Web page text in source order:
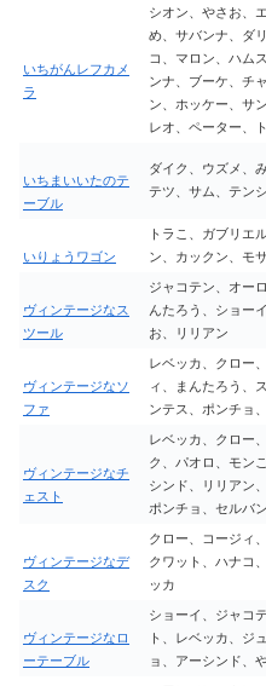
いちがんレフカメ
ラ
シオン、やさお、
め、サバンナ、ダ
コ、マロン、ハム
ンナ、ブーケ、チ
ン、ホッケー、サ
レオ、ペーター、
いちまいいたのテ
ーブル
ダイク、ウズメ、
テツ、サム、テン
いりょうワゴン
トラこ、ガブリエ
ン、カックン、モ
ヴィンテージなス
ツール
ジャコテン、オー
んたろう、ショー
お、リリアン
ヴィンテージなソ
ファ
レベッカ、クロー
ィ、まんたろう、
ンテス、ポンチョ
ヴィンテージなチ
ェスト
レベッカ、クロー
ク、パオロ、モン
シンド、リリアン
ポンチョ、セルバ
ヴィンテージなデ
スク
クロー、コージィ
クワット、ハナコ
ッカ
ヴィンテージなロ
ーテーブル
ショーイ、ジャコ
ト、レベッカ、ジ
ョ、アーシンド、